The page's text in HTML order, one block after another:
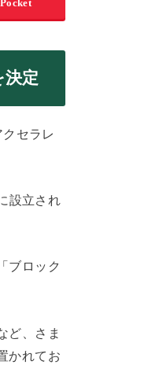
Pocket
決定
クセラレ
設立され
ブロック
ど、さま
かれてお